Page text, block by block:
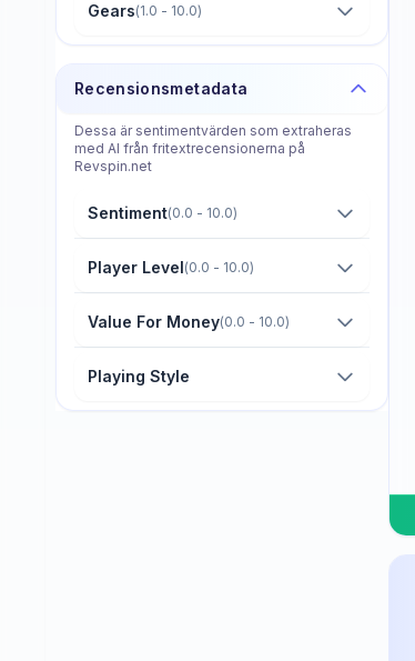
Derwind
Double Fish
Eastfield
Friendship/729
Gambler
Gewo
Gears(1.0 - 10.0)
Recensionsmetadata
Dessa är sentimentvärden som extraheras
med AI från fritextrecensionerna på
Revspin.net
Sentiment(0.0 - 10.0)
Player Level(0.0 - 10.0)
Value For Money(0.0 - 10.0)
Playing Style